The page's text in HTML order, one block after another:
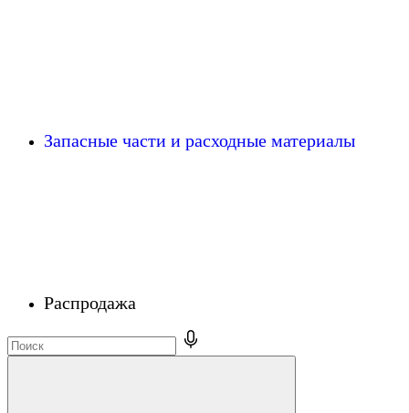
Запасные части и расходные материалы
Распродажа